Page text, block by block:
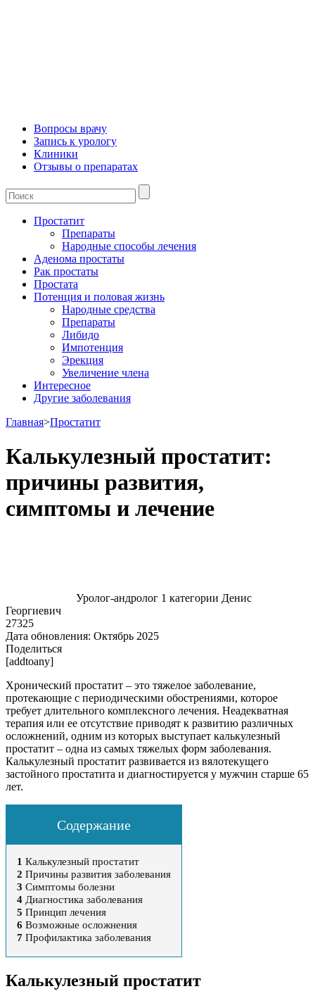
Вопросы врачу
Запись к урологу
Клиники
Отзывы о препаратах
Простатит
Препараты
Народные способы лечения
Аденома простаты
Рак простаты
Простата
Потенция и половая жизнь
Народные средства
Препараты
Либидо
Импотенция
Эрекция
Увеличение члена
Интересное
Другие заболевания
Главная>Простатит
Калькулезный простатит:
причины развития,
симптомы и лечение
Уролог-андролог 1 категории Денис
Георгиевич
27325
Дата обновления: Октябрь 2025
Поделиться
[addtoany]
Хронический простатит – это тяжелое заболевание,
протекающие с периодическими обострениями, которое
требует длительного комплексного лечения. Неадекватная
терапия или ее отсутствие приводят к развитию различных
осложнений, одним из которых выступает калькулезный
простатит – одна из самых тяжелых форм заболевания.
Калькулезный простатит развивается из вялотекущего
застойного простатита и диагностируется у мужчин старше 65
лет.
Содержание
1 Калькулезный простатит
2 Причины развития заболевания
3 Симптомы болезни
4 Диагностика заболевания
5 Принцип лечения
6 Возможные осложнения
7 Профилактика заболевания
Калькулезный простатит